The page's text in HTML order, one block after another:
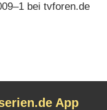
bei tvforen.de
App